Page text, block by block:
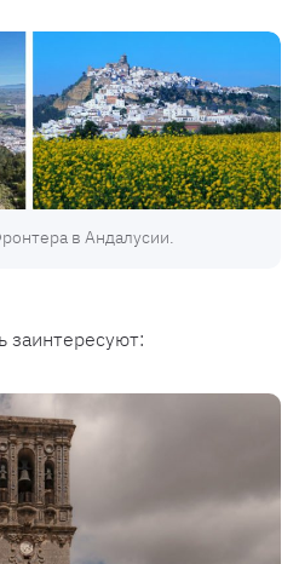
в Андалусии.
заинтересуют: